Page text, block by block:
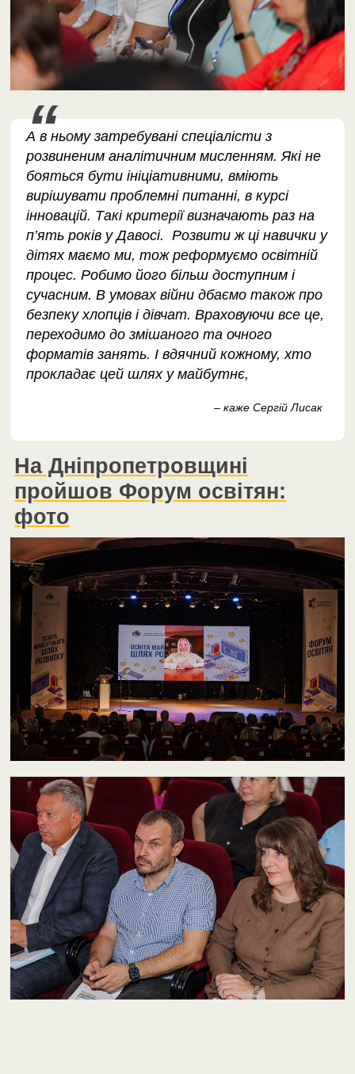
А в ньому затребувані спеціалісти з
розвиненим аналітичним мисленням. Які не
бояться бути ініціативними, вміють
вирішувати проблемні питанні, в курсі
інновацій. Такі критерії визначають раз на
п’ять років у Давосі. Розвити ж ці навички у
дітях маємо ми, тож реформуємо освітній
процес. Робимо його більш доступним і
сучасним. В умовах війни дбаємо також про
безпеку хлопців і дівчат. Враховуючи все це,
переходимо до змішаного та очного
форматів занять. І вдячний кожному, хто
прокладає цей шлях у майбутнє,
– каже Сергій Лисак
На Дніпропетровщині
пройшов Форум освітян:
фото